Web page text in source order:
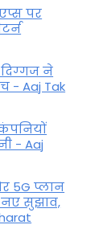
पर
दिग्‍गज ने
- Aaj Tak
- Aaj
5G प्लान
नए सुझाव,